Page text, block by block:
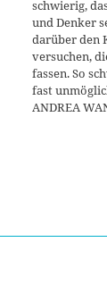
schwierig,
und Denker
darüber den
versuchen,
fassen. So
fast
ANDREA